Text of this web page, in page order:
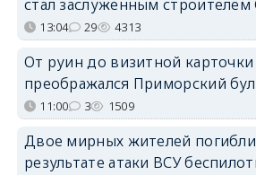
стал заслуженным строителем
13:04 29 4313
От руин до визитной карточки
преображался Приморский
11:00 3 1509
Двое мирных жителей
результате атаки ВСУ